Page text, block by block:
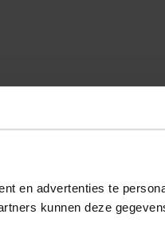
en advertenties te
kunnen deze